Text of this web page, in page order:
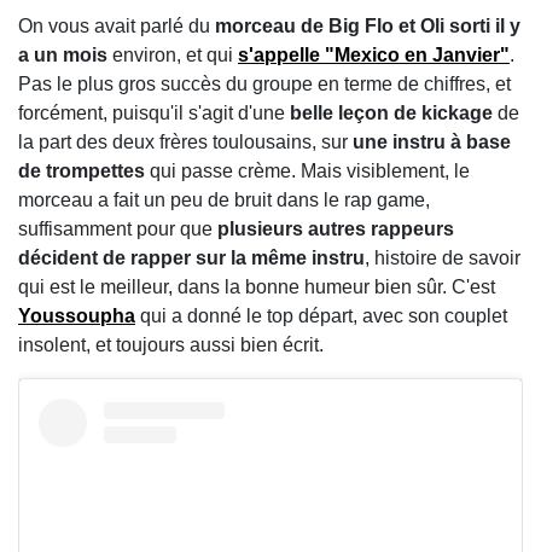
On vous avait parlé du morceau de Big Flo et Oli sorti il y
a un mois environ, et qui s'appelle "Mexico en Janvier".
Pas le plus gros succès du groupe en terme de chiffres, et
forcément, puisqu'il s'agit d'une belle leçon de kickage de
la part des deux frères toulousains, sur une instru à base
de trompettes qui passe crème. Mais visiblement, le
morceau a fait un peu de bruit dans le rap game,
suffisamment pour que plusieurs autres rappeurs
décident de rapper sur la même instru, histoire de savoir
qui est le meilleur, dans la bonne humeur bien sûr. C'est
Youssoupha qui a donné le top départ, avec son couplet
insolent, et toujours aussi bien écrit.